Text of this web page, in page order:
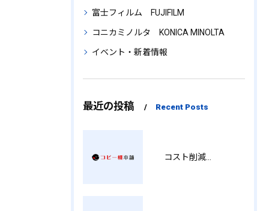
富士フィルム FUJIFILM
コニカミノルタ KONICA MINOLTA
イベント・新着情報
最近の投稿 Recent Posts